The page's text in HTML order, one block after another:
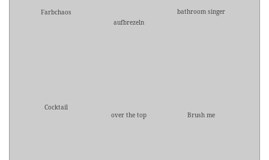
Farbchaos
aufbrezeln
bathroom singer
Cocktail
over the top
Brush me